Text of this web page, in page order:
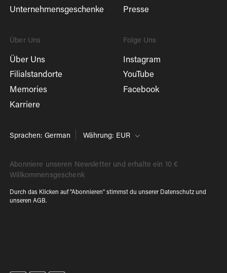
Unternehmensgeschenke
Presse
Über Uns
Über Uns
Filialstandorte
Memories
Karriere
Folge Uns
Instagram
YouTube
Facebook
Sprachen: German Währung: EUR
Abonniere unseren Newsletter und erhalte ein 10 €
Willkommensgeschenk
Durch das Klicken auf "Abonnieren" stimmst du unserer Datenschutz und
unserenAGB.